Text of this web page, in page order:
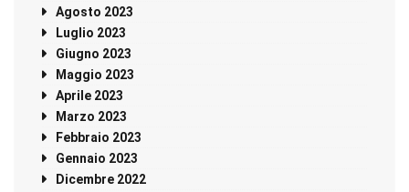
Agosto 2023
Luglio 2023
Giugno 2023
Maggio 2023
Aprile 2023
Marzo 2023
Febbraio 2023
Gennaio 2023
Dicembre 2022